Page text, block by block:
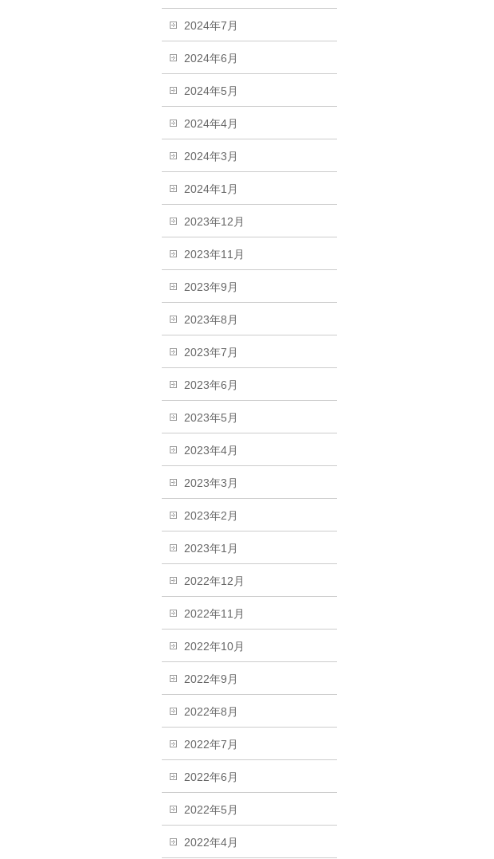
2024年7月
2024年6月
2024年5月
2024年4月
2024年3月
2024年1月
2023年12月
2023年11月
2023年9月
2023年8月
2023年7月
2023年6月
2023年5月
2023年4月
2023年3月
2023年2月
2023年1月
2022年12月
2022年11月
2022年10月
2022年9月
2022年8月
2022年7月
2022年6月
2022年5月
2022年4月